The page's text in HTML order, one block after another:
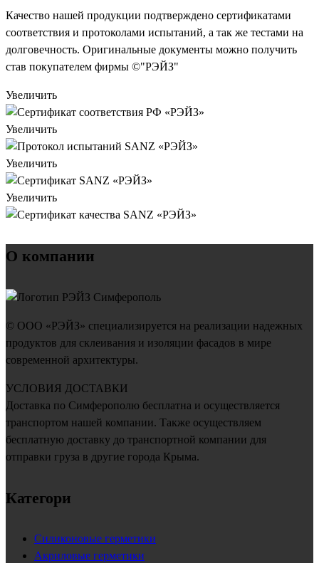
Качество нашей продукции подтверждено сертификатами
соответствия и протоколами испытаний, а так же тестами на
долговечность. Оригинальные документы можно получить
став покупателем фирмы ©"РЭЙЗ"
Увеличить
Увеличить
Увеличить
Увеличить
О компании
© ООО «РЭЙЗ» специализируется на реализации надежных
продуктов для склеивания и изоляции фасадов в мире
современной архитектуры.
УСЛОВИЯ ДОСТАВКИ
Доставка по Симферополю бесплатна и осуществляется
транспортом нашей компании. Также осуществляем
бесплатную доставку до транспортной компании для
отправки груза в другие города Крыма.
Категори
Силиконовые герметики
Акриловые герметики